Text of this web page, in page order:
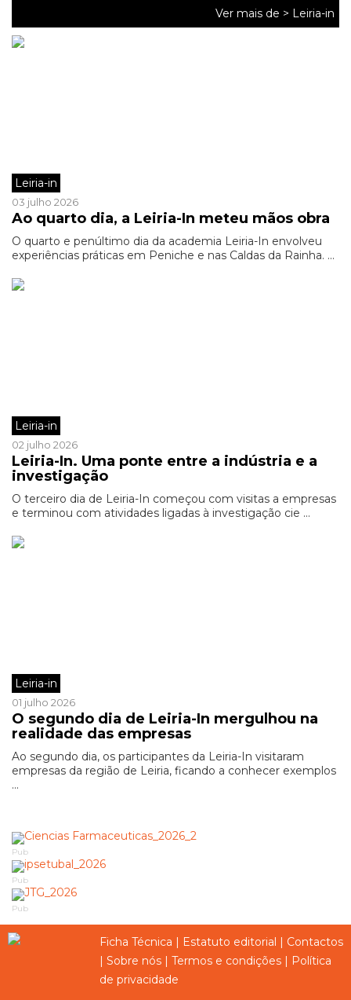
Ver mais de > Leiria-in
Leiria-in
03 julho 2026
Ao quarto dia, a Leiria-In meteu mãos obra
O quarto e penúltimo dia da academia Leiria-In envolveu
experiências práticas em Peniche e nas Caldas da Rainha. ...
Leiria-in
02 julho 2026
Leiria-In. Uma ponte entre a indústria e a
investigação
O terceiro dia de Leiria-In começou com visitas a empresas
e terminou com atividades ligadas à investigação cie ...
Leiria-in
01 julho 2026
O segundo dia de Leiria-In mergulhou na
realidade das empresas
Ao segundo dia, os participantes da Leiria-In visitaram
empresas da região de Leiria, ficando a conhecer exemplos
...
Pub
Pub
Pub
Ficha Técnica | Estatuto editorial | Contactos
| Sobre nós | Termos e condições | Política
de privacidade